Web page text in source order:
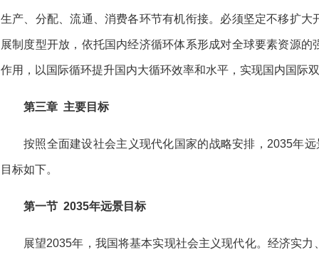
生产、分配、流通、消费各环节有机衔接。必须坚定不移扩
展制度型开放，依托国内经济循环体系形成对全球要素资源
作用，以国际循环提升国内大循环效率和水平，实现国内国际
第三章 主要目标
按照全面建设社会主义现代化国家的战略安排，2035年
目标如下。
第一节 2035年远景目标
展望2035年，我国将基本实现社会主义现代化。经济实